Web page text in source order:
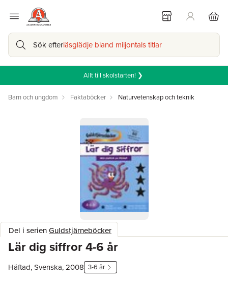
Sök efterläsglädje bland miljontals titlar
Allt till skolstarten! ❯
Barn och ungdom Faktaböcker Naturvetenskap och teknik
Del i serienGuldstjärneböcker
Lär dig siffror 4-6 år
Häftad, Svenska, 2008 3-6 år